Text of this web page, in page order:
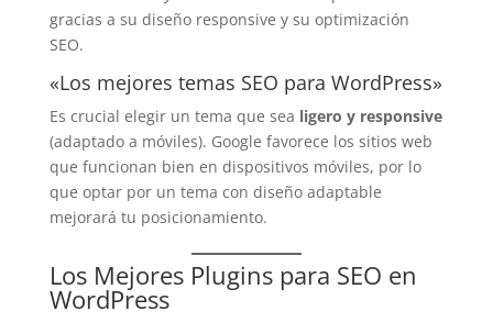
gracias a su diseño responsive y su optimización
SEO.
«Los mejores temas SEO para WordPress»
Es crucial elegir un tema que sea ligero y responsive
(adaptado a móviles). Google favorece los sitios web
que funcionan bien en dispositivos móviles, por lo
que optar por un tema con diseño adaptable
mejorará tu posicionamiento.
Los Mejores Plugins para SEO en
WordPress